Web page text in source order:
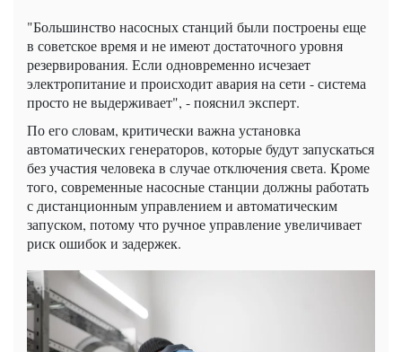
"Большинство насосных станций были построены еще
в советское время и не имеют достаточного уровня
резервирования. Если одновременно исчезает
электропитание и происходит авария на сети - система
просто не выдерживает", - пояснил эксперт.
По его словам, критически важна установка
автоматических генераторов, которые будут запускаться
без участия человека в случае отключения света. Кроме
того, современные насосные станции должны работать
с дистанционным управлением и автоматическим
запуском, потому что ручное управление увеличивает
риск ошибок и задержек.